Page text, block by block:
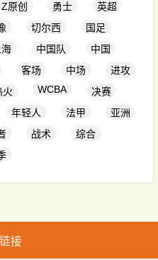
Z原创 勇士
英超
切尔西
国足
海 中国队
中国
客场 中场
进攻
火 WCBA
决赛
年轻人 法甲
亚洲
战术
综合
接